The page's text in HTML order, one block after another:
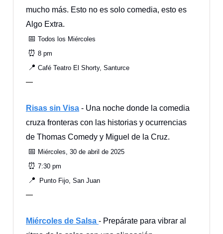
mucho más. Esto no es solo comedia, esto es
Algo Extra.
📅 Todos los Miércoles
⏰ 8 pm
📍 Café Teatro El Shorty, Santurce
—
Risas sin Visa - Una noche donde la comedia
cruza fronteras con las historias y ocurrencias
de Thomas Comedy y Miguel de la Cruz.
📅 Miércoles, 30 de abril de 2025
⏰ 7:30 pm
📍 Punto Fijo, San Juan
—
Miércoles de Salsa - Prepárate para vibrar al